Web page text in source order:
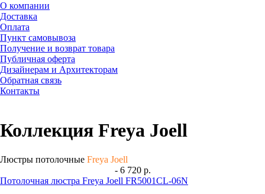
О компании
Доставка
Оплата
Пункт самовывоза
Получение и возврат товара
Публичная оферта
Дизайнерам и Архитекторам
Обратная связь
Контакты
Коллекция Freya Joell
Люстры потолочные Freya Joell
- 6 720 р.
Потолочная люстра Freya Joell FR5001CL-06N